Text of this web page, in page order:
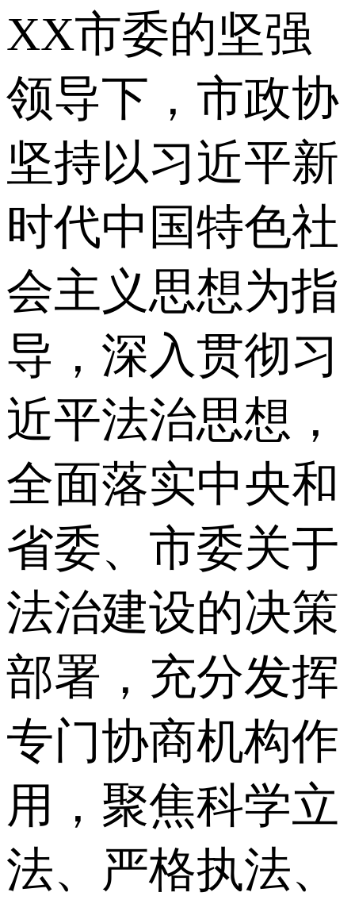
XX市委的坚强
领导下，市政协
坚持以习近平新
时代中国特色社
会主义思想为指
导，深入贯彻习
近平法治思想，
全面落实中央和
省委、市委关于
法治建设的决策
部署，充分发挥
专门协商机构作
用，聚焦科学立
法、严格执法、